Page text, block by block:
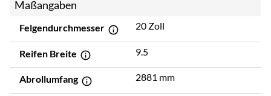
Maßangaben
Felgendurchmesser 20 Zoll
Reifen Breite 9.5
Abrollumfang 2881 mm